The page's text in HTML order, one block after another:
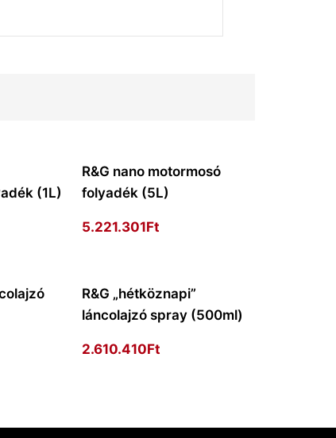
(1L)
R&G nano motormosó
folyadék (5L)
5.221.301Ft
R&G „hétköznapi”
láncolajzó spray (500ml)
2.610.410Ft